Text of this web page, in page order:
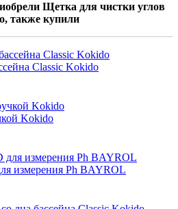
Щетка для чистки углов
также купили
Classic Kokido
Kokido
измерения Ph BAYROL